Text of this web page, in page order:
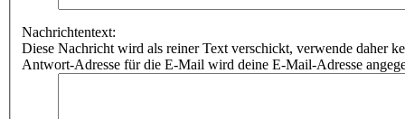
Nachrichtentext:
Diese Nachricht wird als reiner Text verschickt, verwende daher
Antwort-Adresse für die E-Mail wird deine E-Mail-Adresse